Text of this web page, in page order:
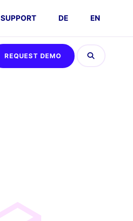
SUPPORT DE EN
Demo
REQUEST DEMO